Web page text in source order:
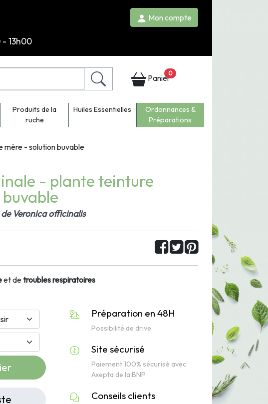
Mon compte
13h00
Panier0
Produits de la
ruche
Huiles Essentielles
Ordonnances &
Préparations
mère - solution buvable
- plante teinture
Veronica officinalis
et detroubles respiratoires
Préparation en 48H
Possibilité de drive
Site sécurisé
Paiement 100% sécurisé avec
Axepta de la BNP
Conseils clients